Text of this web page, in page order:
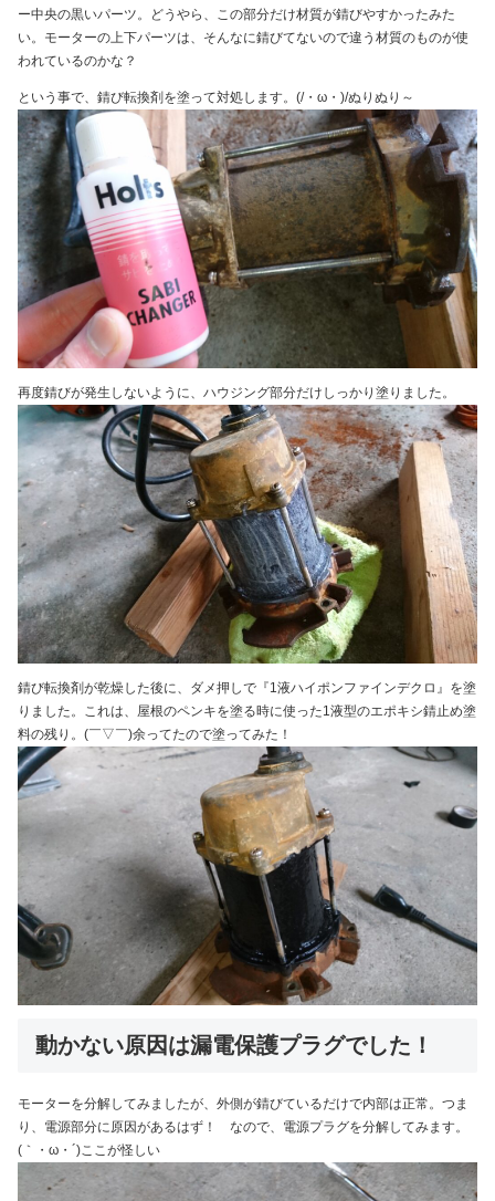
ー中央の黒いパーツ。どうやら、この部分だけ材質が錆びやすかったみた
い。モーターの上下パーツは、そんなに錆びてないので違う材質のものが使
われているのかな？
という事で、錆び転換剤を塗って対処します。(/・ω・)/ぬりぬり～
再度錆びが発生しないように、ハウジング部分だけしっかり塗りました。
錆び転換剤が乾燥した後に、ダメ押しで『1液ハイポンファインデクロ』を塗
りました。これは、屋根のペンキを塗る時に使った1液型のエポキシ錆止め塗
料の残り。(￣▽￣)余ってたので塗ってみた！
動かない原因は漏電保護プラグでした！
モーターを分解してみましたが、外側が錆びているだけで内部は正常。つま
り、電源部分に原因があるはず！ なので、電源プラグを分解してみます。
(｀・ω・´)ここが怪しい